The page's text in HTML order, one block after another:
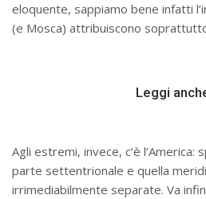
eloquente, sappiamo bene infatti
(e Mosca) attribuiscono
Leggi
Agli estremi, invece, c’è l’America:
parte settentrionale e quella
irrimediabilmente separate. Va